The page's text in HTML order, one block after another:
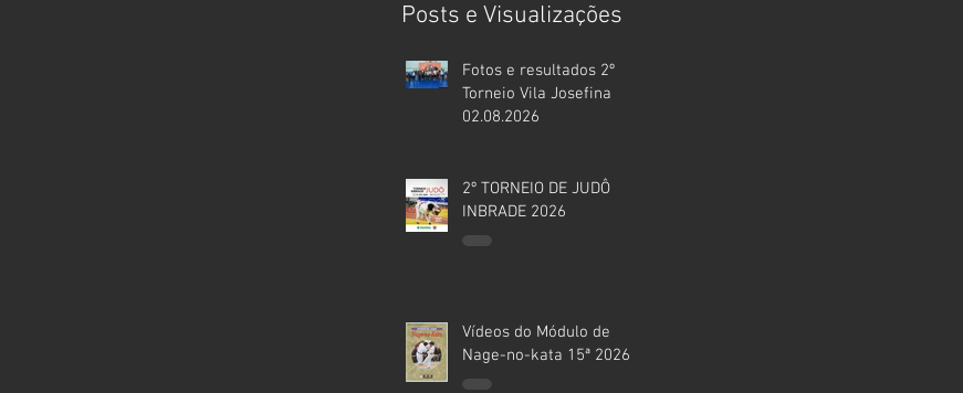
Posts e Visualizações
Fotos e resultados 2º
Torneio Vila Josefina
02.08.2026
2º TORNEIO DE JUDÔ
INBRADE 2026
Vídeos do Módulo de
Nage-no-kata 15ª 2026